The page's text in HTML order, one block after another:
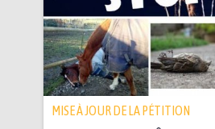
MISE À JOUR DE LA PÉTITION